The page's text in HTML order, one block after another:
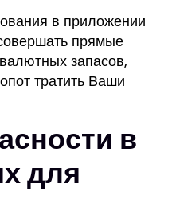
в приложении
прямые
запасов,
тратить Ваши
в
для